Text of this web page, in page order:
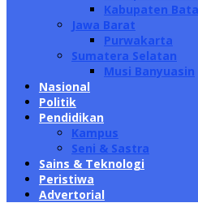
Kabupaten
Jawa Barat
Purwakarta
Sumatera Selatan
Musi Banyuasin
Nasional
Politik
Pendidikan
Kampus
Seni & Sastra
Sains & Teknologi
Peristiwa
Advertorial